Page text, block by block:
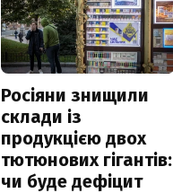
Росіяни знищили
склади із
продукцією двох
тютюнових гігантів:
чи буде дефіцит